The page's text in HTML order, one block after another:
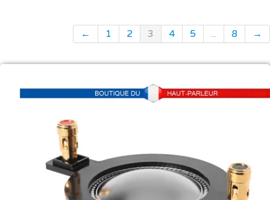
← 1 2 3 4 5 ... 8 →